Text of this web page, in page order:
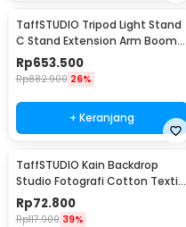
TaffSTUDIO Tripod Light Stand
C Stand Extension Arm Boom
Arm 130cm - 330F
Rp653.500
Rp882.900 26%
+ Keranjang
TaffSTUDIO Kain Backdrop
Studio Fotografi Cotton Textile
Muslin Cloth 190x280cm - B29
Rp72.800
Rp117.900 39%